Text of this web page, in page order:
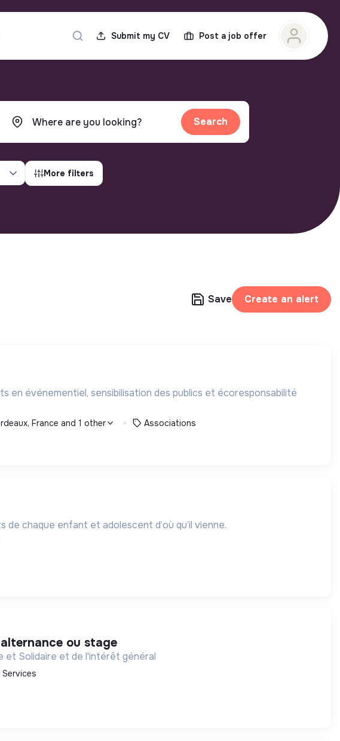
Submit my CV Post a job offer
Search
More filters
Save Create an alert
en événementiel, sensibilisation des publics et écoresponsabilité
France and 1 other Associations
de chaque enfant et adolescent d’où qu’il vienne.
ou stage
et Solidaire et de l'intérêt général
Services